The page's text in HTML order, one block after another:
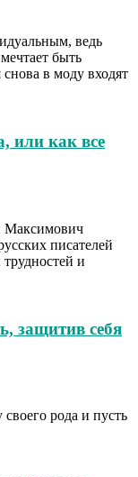
ведь
быть
в моду входят
или как все
Максимович
писателей
и
защитив себя
своего рода и пусть